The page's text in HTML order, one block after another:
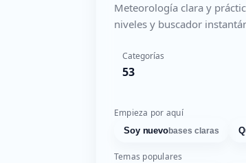
Meteorología clara y
niveles y buscador
Categorías
53
Empieza por aquí
Soy nuevobases claras
Temas populares